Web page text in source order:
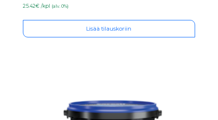
25.42€ /kpl (alv. 0%)
Lisää tilauskoriin